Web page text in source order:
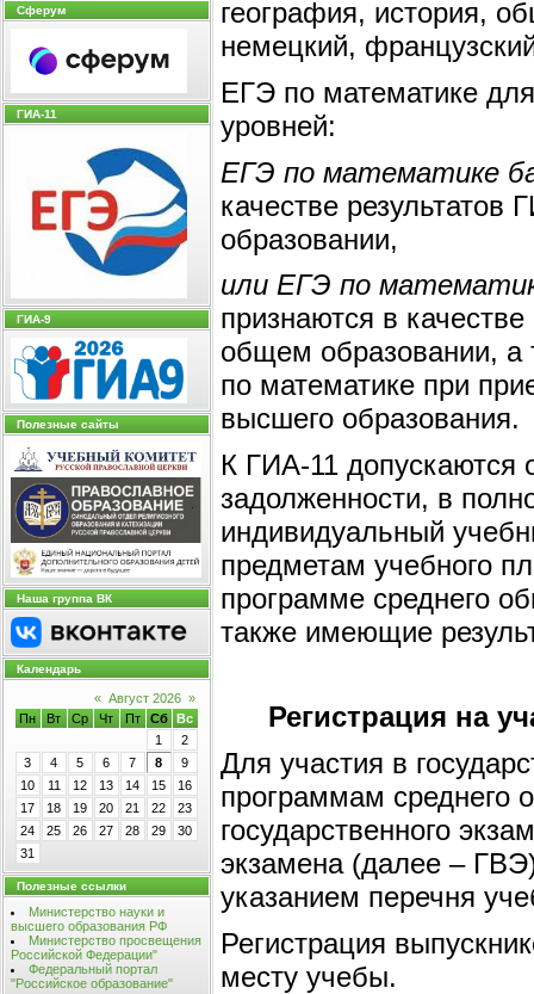
Сферум
ГИА-11
ГИА-9
Полезные сайты
Наша группа ВК
Календарь
« Август 2026 »
Пн
Вт Ср Чт Пт Сб
Вс
1
2
3
4 5 6 7 8
9
10
11 12 13 14 15
16
17
18 19 20 21 22
23
24
25 26 27 28 29
30
31
Полезные ссылки
Министерство науки и
высшего образования РФ
Министерство просвещения
Российской Федерации"
Федеральный портал
"Российское образование"
география, история,
немецкий,
ЕГЭ по математике
уровней:
ЕГЭ по математике
качестве
образовании,
или ЕГЭ по
признаются в
общем образовании, а
по математике при
высшего образования.
К ГИА-11
задолженности, в
индивидуальный
предметам учебного
программе среднего
также имеющие
Регистрация на
Для участия в
программам среднего
государственного
экзамена (далее –
указанием перечня
Регистрация
месту учебы.